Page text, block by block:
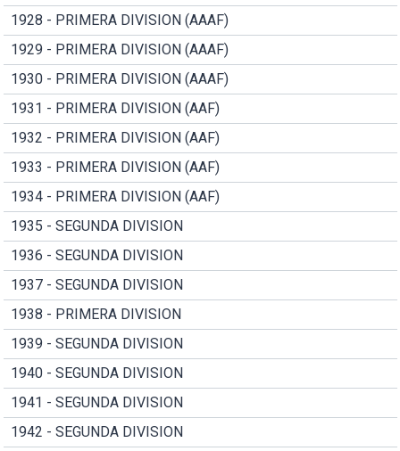
1928 - PRIMERA DIVISION (AAAF)
1929 - PRIMERA DIVISION (AAAF)
1930 - PRIMERA DIVISION (AAAF)
1931 - PRIMERA DIVISION (AAF)
1932 - PRIMERA DIVISION (AAF)
1933 - PRIMERA DIVISION (AAF)
1934 - PRIMERA DIVISION (AAF)
1935 - SEGUNDA DIVISION
1936 - SEGUNDA DIVISION
1937 - SEGUNDA DIVISION
1938 - PRIMERA DIVISION
1939 - SEGUNDA DIVISION
1940 - SEGUNDA DIVISION
1941 - SEGUNDA DIVISION
1942 - SEGUNDA DIVISION